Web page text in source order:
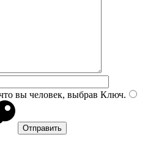
вы человек, выбрав Ключ.